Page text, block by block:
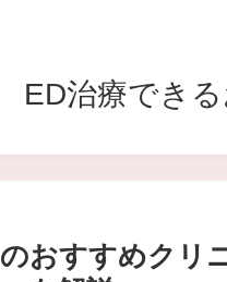
ED治療でき
おすすめクリ